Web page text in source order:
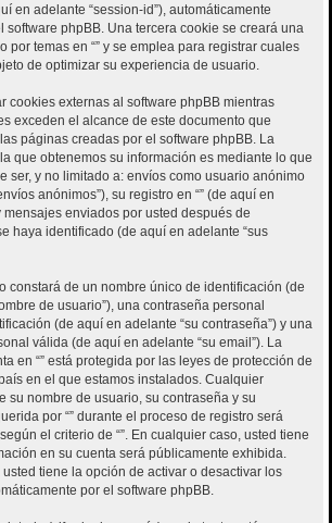
en adelante “session-id”), automáticamente
software phpBB. Una tercera cookie se creará una
por temas en “” y se emplea para registrar cuales
de optimizar su experiencia de usuario.
cookies externas al software phpBB mientras
exceden el alcance de este documento que
páginas creadas por el software phpBB. La
que obtenemos su información es mediante lo que
ser, y no limitado a: envíos como usuario anónimo
anónimos”), su registro en “” (de aquí en
mensajes enviados por usted después de
haya identificado (de aquí en adelante “sus
constará de un nombre único de identificación (de
de usuario”), una contraseña personal
(de aquí en adelante “su contraseña”) y una
válida (de aquí en adelante “su email”). La
en “” está protegida por las leyes de protección de
en el que estamos instalados. Cualquier
su nombre de usuario, su contraseña y su
por “” durante el proceso de registro será
el criterio de “”. En cualquier caso, usted tiene
en su cuenta será públicamente exhibida.
tiene la opción de activar o desactivar los
por el software phpBB.